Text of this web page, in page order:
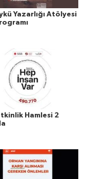
Yazarlığı Atölyesi
Hamlesi 2